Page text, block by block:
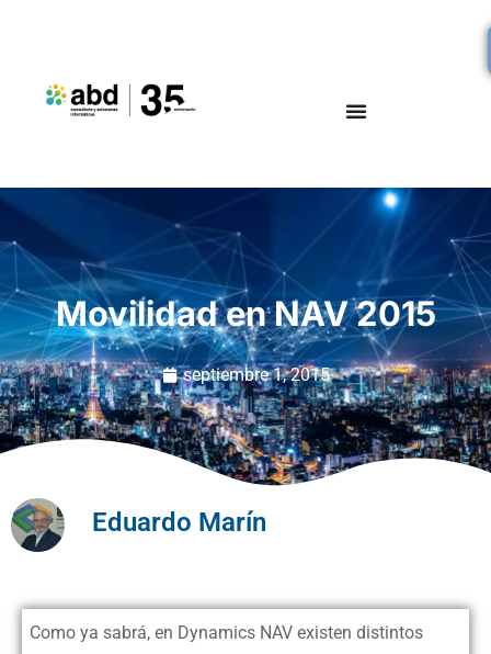
Movilidad en NAV 2015
septiembre 1, 2015
Eduardo Marín
Como ya sabrá, en Dynamics NAV existen distintos